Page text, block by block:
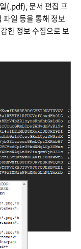
(.pdf), 문서 편집 프
파일 등을 통해 정보
한 정보 수집으로 보